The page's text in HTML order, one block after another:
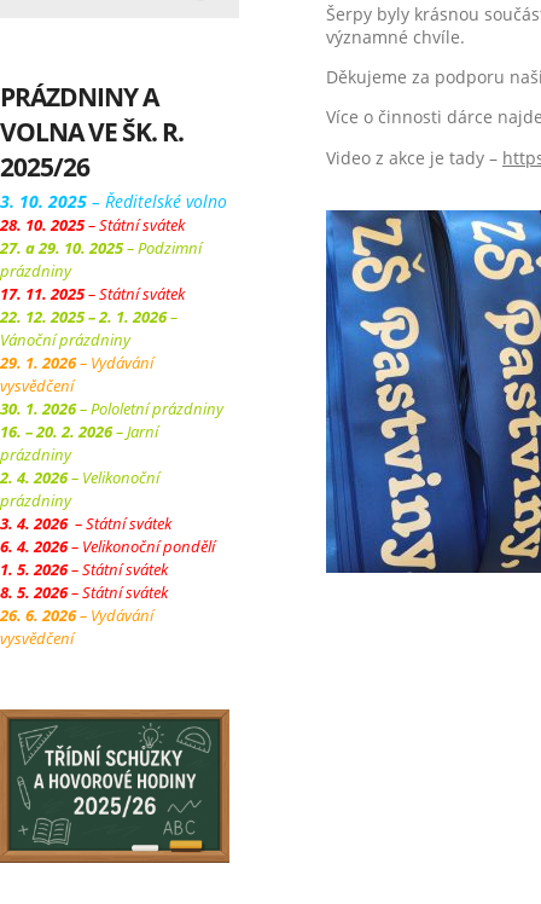
PRÁZDNINY A
VOLNA VE ŠK. R.
2025/26
3. 10. 2025 – Ředitelské volno
28. 10. 2025– Státní svátek
27. a 29. 10. 2025– Podzimní
prázdniny
17. 11. 2025– Státní svátek
22. 12. 2025 – 2. 1. 2026–
Vánoční prázdniny
29. 1. 2026– Vydávání
vysvědčení
30. 1. 2026– Pololetní prázdniny
16. – 20. 2. 2026– Jarní
prázdniny
2. 4. 2026– Velikonoční
prázdniny
3. 4. 2026– Státní svátek
6. 4. 2026– Velikonoční pondělí
1. 5. 2026– Státní svátek
8. 5. 2026– Státní svátek
26. 6. 2026– Vydávání
vysvědčení
Šerpy byly krásnou
významné chvíle.
Děkujeme za podporu
Více o činnosti dárce
Video z akce je tady –